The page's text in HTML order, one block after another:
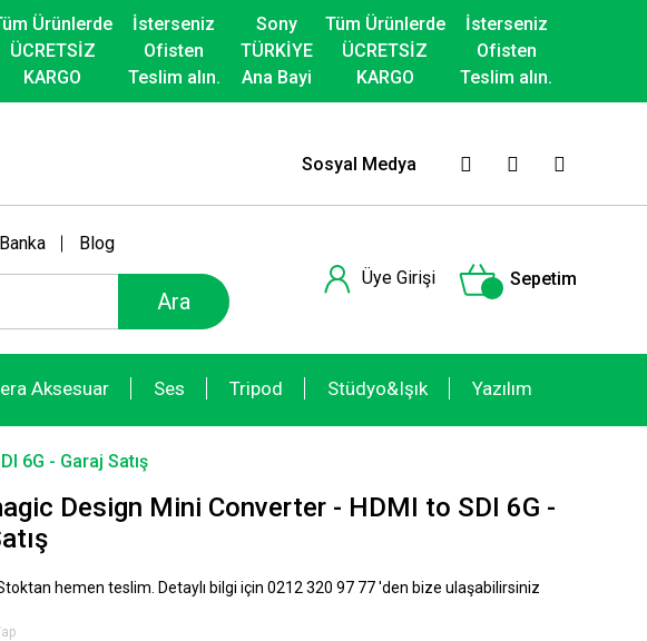
Ürünlerde
ÜCRETSİZ
KARGO
İsterseniz
Ofisten
Teslim alın.
Sony
TÜRKİYE
Ana Bayi
Tüm Ürünlerde
ÜCRETSİZ
KARGO
İsterseniz
Ofisten
Teslim alın.
Sosyal Medya
Blog
Ara
Üye Girişi Sepetim
Aksesuar Ses Tripod Stüdyo&Işık Yazılım
6G - Garaj Satış
Design Mini Converter - HDMI to SDI 6G -
Stoktan hemen teslim. Detaylı bilgi için 0212 320 97 77 'den bize ulaşabilirsiniz